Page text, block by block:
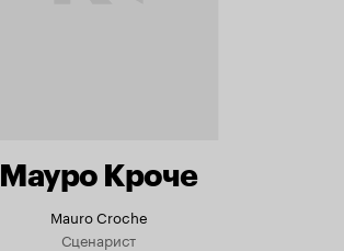
Мауро Кроче
Mauro Croche
Сценарист